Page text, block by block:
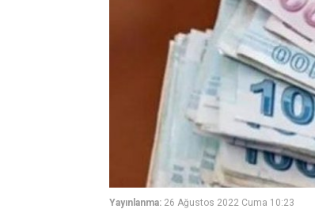
Yayınlanma: 26 Ağustos 2022 Cuma 10:23